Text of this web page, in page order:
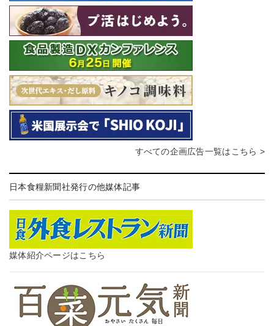
すべての企画広告一覧はこちら >
日本食糧新聞社発行の他媒体記事
媒体紹介ページはこちら